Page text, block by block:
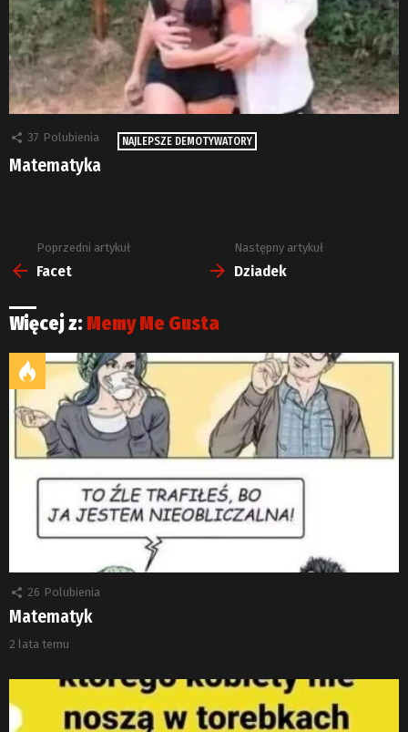
37 Polubienia NAJLEPSZE DEMOTYWATORY
Matematyka
Zobacz
więcej
Poprzedni artykuł
Facet
Następny artykuł
Dziadek
Więcej z: Memy Me Gusta
26 Polubienia
Matematyk
2 lata temu